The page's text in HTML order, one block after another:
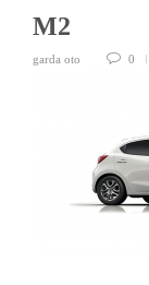
M2
garda oto 0